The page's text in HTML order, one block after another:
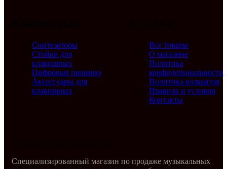
Синтезаторы
Стойки для
клавишных
Цифровые пианино
Аксессуары для
клавишных
Все товары
О магазине
Политика
конфиденциальности
Политика возвратов
Правила и условия
Контакты
Специализированный магазин по продаже музыкальных